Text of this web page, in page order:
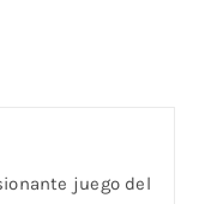
juego del